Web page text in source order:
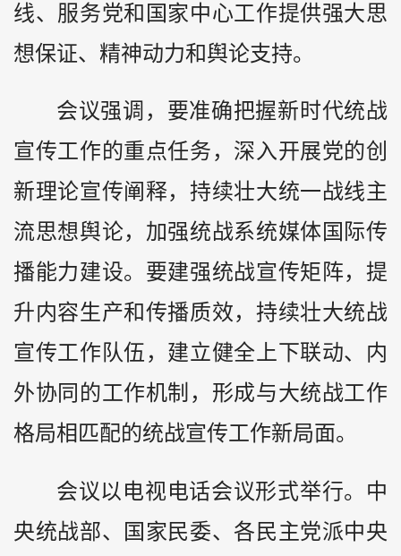
线、服务党和国家中心工作提供强大思
想保证、精神动力和舆论支持。
会议强调，要准确把握新时代统战
宣传工作的重点任务，深入开展党的创
新理论宣传阐释，持续壮大统一战线主
流思想舆论，加强统战系统媒体国际传
播能力建设。要建强统战宣传矩阵，提
升内容生产和传播质效，持续壮大统战
宣传工作队伍，建立健全上下联动、内
外协同的工作机制，形成与大统战工作
格局相匹配的统战宣传工作新局面。
会议以电视电话会议形式举行。中
央统战部、国家民委、各民主党派中央